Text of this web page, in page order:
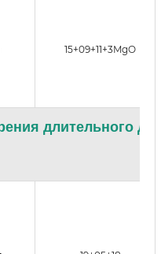
15+09+11+3MgO
длительного